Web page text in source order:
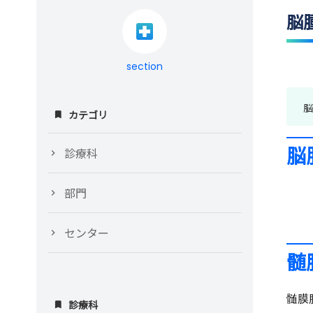
脳
脳
髄
髄膜
section
カテゴリ
診療科
部門
センター
診療科